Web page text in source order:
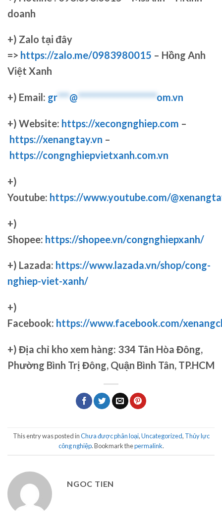
doanh
+) Zalo tại đây
=> https://zalo.me/0983980015 – Hồng Anh
Việt Xanh
+) Email: gr***@********************om.vn
+) Website: https://xecongnghiep.com –
https://xenangtay.vn –
https://congnghiepvietxanh.com.vn
+)
Youtube: https://www.youtube.com/
+)
Shopee: https://shopee.vn/congnghiepxanh/
+) Lazada: https://www.lazada.vn/shop/cong-
nghiep-viet-xanh/
+)
Facebook: https://www.facebook.com/
+) Địa chỉ kho xem hàng: 334 Tân Hòa Đông,
Phường Bình Trị Đông, Quận Bình Tân, TP.HCM
This entry was posted inChưa được phân loại,Uncategorized, Thủy lực
công nghiệp. Bookmark thepermalink.
NGOC TIEN